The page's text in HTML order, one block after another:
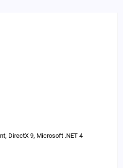
DirectX 9, Microsoft .NET 4